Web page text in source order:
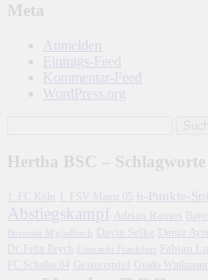
Meta
Anmelden
Eintrags-Feed
Kommentar-Feed
WordPress.org
Hertha BSC – Schlagworte
1. FC Köln 1. FSV Mainz 05 6-Punkte-
Abstiegskampf Adrian Ramos
Borussia M'gladbach Davie Selke Deniz
Dr. Felix Brych
Eintracht Frankfurt Fabian
FC Schalke 04 Geisterspiel Guido Winkmann